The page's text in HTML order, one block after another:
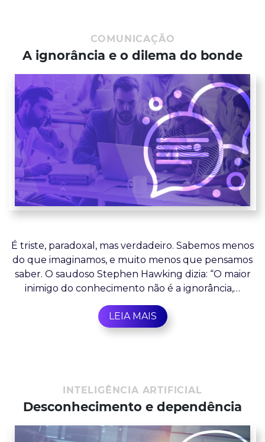
COMUNICAÇÃO
A ignorância e o dilema do bonde
É triste, paradoxal, mas verdadeiro. Sabemos menos
do que imaginamos, e muito menos que pensamos
saber. O saudoso Stephen Hawking dizia: “O maior
inimigo do conhecimento não é a ignorância,…
LEIA MAIS
INTELIGÊNCIA ARTIFICIAL
Desconhecimento e dependência